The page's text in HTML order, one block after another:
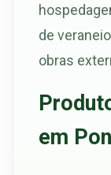
de
obras
em